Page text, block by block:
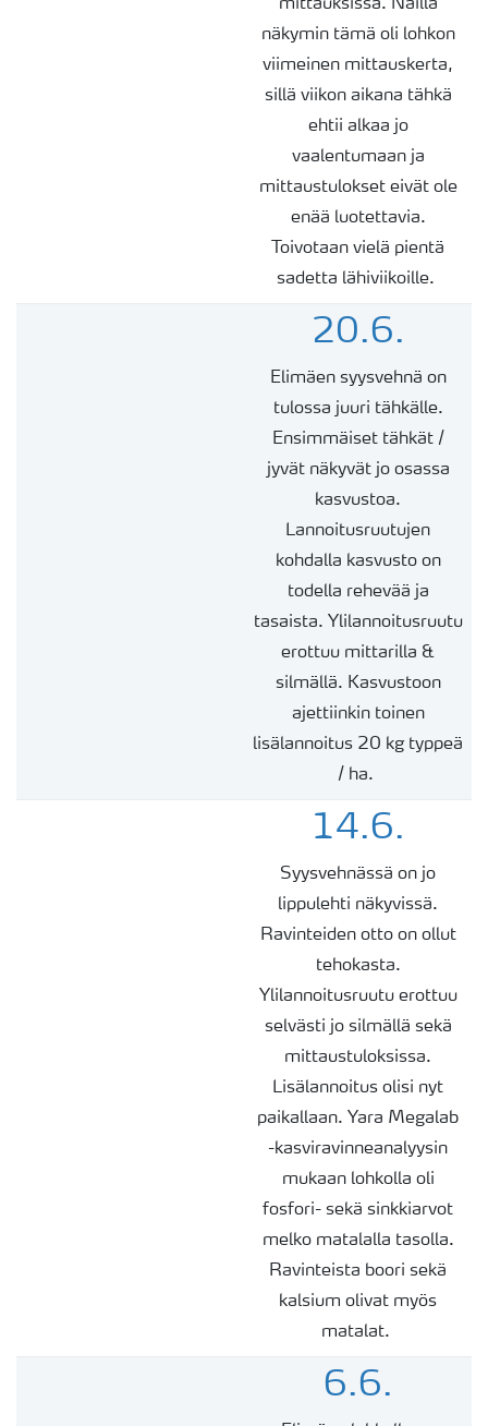
mittauksissa. Näillä
näkymin tämä oli lohkon
viimeinen mittauskerta,
sillä viikon aikana tähkä
ehtii alkaa jo
vaalentumaan ja
mittaustulokset eivät ole
enää luotettavia.
Toivotaan vielä pientä
sadetta lähiviikoille.
20.6.
Elimäen syysvehnä on
tulossa juuri tähkälle.
Ensimmäiset tähkät /
jyvät näkyvät jo osassa
kasvustoa.
Lannoitusruutujen
kohdalla kasvusto on
todella rehevää ja
tasaista. Ylilannoitusruutu
erottuu mittarilla &
silmällä. Kasvustoon
ajettiinkin toinen
lisälannoitus 20 kg typpeä
/ ha.
14.6.
Syysvehnässä on jo
lippulehti näkyvissä.
Ravinteiden otto on ollut
tehokasta.
Ylilannoitusruutu erottuu
selvästi jo silmällä sekä
mittaustuloksissa.
Lisälannoitus olisi nyt
paikallaan. Yara Megalab
-kasviravinneanalyysin
mukaan lohkolla oli
fosfori- sekä sinkkiarvot
melko matalalla tasolla.
Ravinteista boori sekä
kalsium olivat myös
matalat.
6.6.